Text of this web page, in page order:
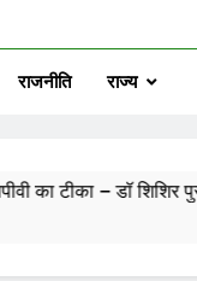
राजनीति राज्य
पुरी*